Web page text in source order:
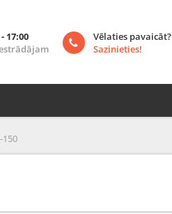
17:00
Vēlaties pavaicāt?
Sazinieties!
150